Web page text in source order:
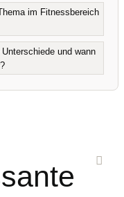
im Fitnessbereich
und wann